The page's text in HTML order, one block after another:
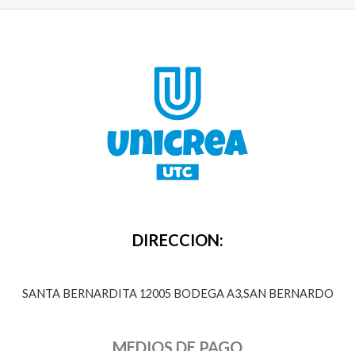
DIRECCION:
SANTA BERNARDITA 12005 BODEGA A3,SAN BERNARDO
MEDIOS DE PAGO